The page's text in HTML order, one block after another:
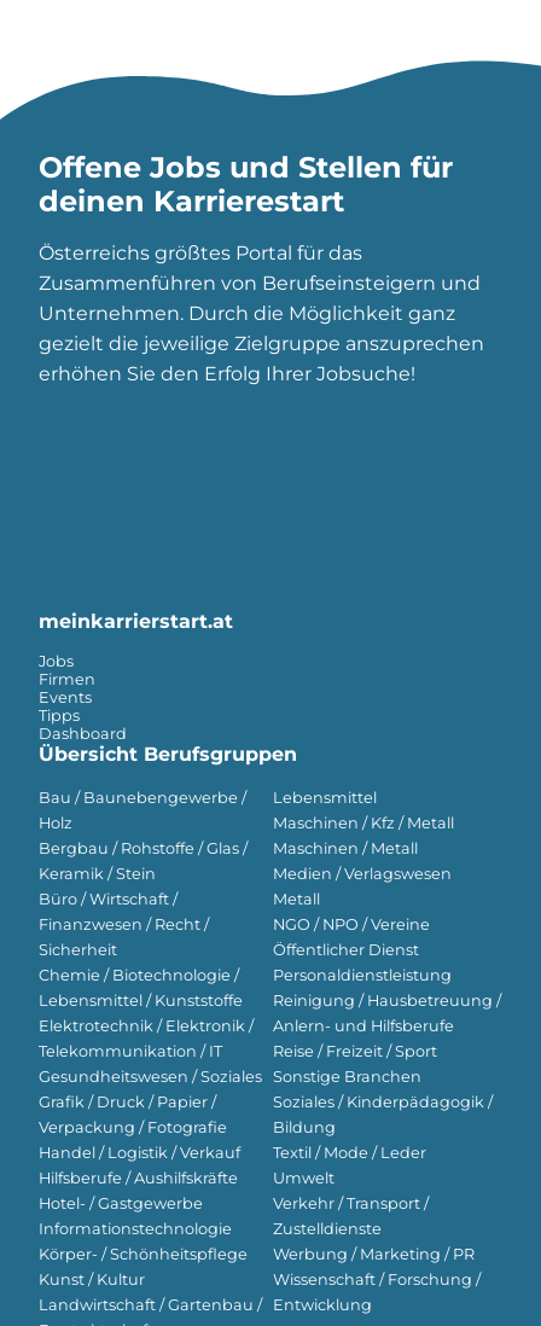
Offene Jobs und Stellen für
deinen Karrierestart
Österreichs größtes Portal für das
Zusammenführen von Berufseinsteigern und
Unternehmen. Durch die Möglichkeit ganz
gezielt die jeweilige Zielgruppe anszuprechen
erhöhen Sie den Erfolg Ihrer Jobsuche!
meinkarrierstart.at
Jobs
Firmen
Events
Tipps
Dashboard
Übersicht Berufsgruppen
Bau / Baunebengewerbe /
Holz
Bergbau / Rohstoffe / Glas /
Keramik / Stein
Büro / Wirtschaft /
Finanzwesen / Recht /
Sicherheit
Chemie / Biotechnologie /
Lebensmittel / Kunststoffe
Elektrotechnik / Elektronik /
Telekommunikation / IT
Gesundheitswesen / Soziales
Grafik / Druck / Papier /
Verpackung / Fotografie
Handel / Logistik / Verkauf
Hilfsberufe / Aushilfskräfte
Hotel- / Gastgewerbe
Informationstechnologie
Körper- / Schönheitspflege
Kunst / Kultur
Landwirtschaft / Gartenbau /
Lebensmittel
Maschinen / Kfz / Metall
Maschinen / Metall
Medien / Verlagswesen
Metall
NGO / NPO / Vereine
Öffentlicher Dienst
Personaldienstleistung
Reinigung / Hausbetreuung /
Anlern- und Hilfsberufe
Reise / Freizeit / Sport
Sonstige Branchen
Soziales / Kinderpädagogik /
Bildung
Textil / Mode / Leder
Umwelt
Verkehr / Transport /
Zustelldienste
Werbung / Marketing / PR
Wissenschaft / Forschung /
Entwicklung